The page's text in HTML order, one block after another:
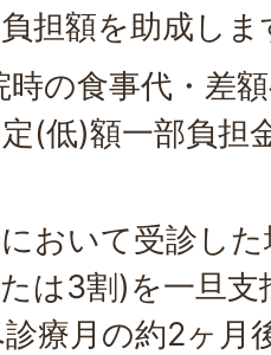
担額を助成しま
時の食事代・差
(低)額一部負担
おいて受診し
は3割)を一旦
療月の約2ヶ月